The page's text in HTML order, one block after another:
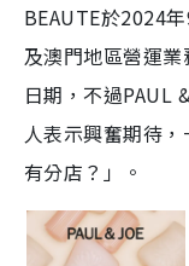
BEAUTE於2024
及澳門地區營運
日期，不過PAUL
人表示興奮期待
有分店？」。